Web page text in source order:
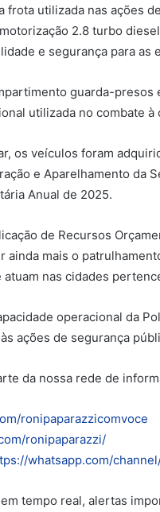
frota utilizada nas ações
2.8 turbo
e segurança para as
guarda-presos
utilizada no combate à
os veículos foram
e Aparelhamento da
Anual de 2025.
de Recursos
ainda mais o
nas cidades
operacional da
ações de segurança
da nossa rede de
ronipaparazzicomvoce
ronipaparazzi/
whatsapp.com/
tempo real, alertas